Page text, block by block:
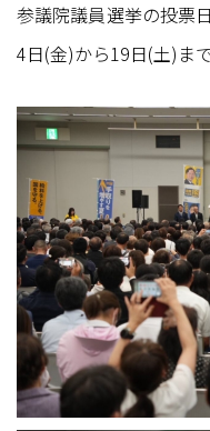
参議院議員選挙の投票
4日(金)から19日(土)まで